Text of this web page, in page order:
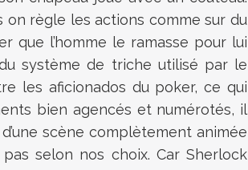
on règle les actions comme sur du
que l’homme le ramasse pour lui
système de triche utilisé par le
les aficionados du poker, ce qui
bien agencés et numérotés, il
scène complètement animée
selon nos choix. Car Sherlock